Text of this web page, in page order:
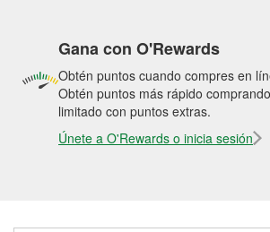
Gana con O'Rewards
Obtén puntos cuando compres en
Obtén puntos más rápido
limitado con puntos extras.
Únete a O'Rewards o inicia sesión